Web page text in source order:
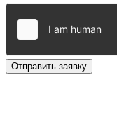
Отправить заявку